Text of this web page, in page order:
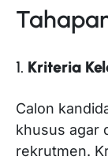
1. Kriteria
Calon
khusus agar
rekrutmen.